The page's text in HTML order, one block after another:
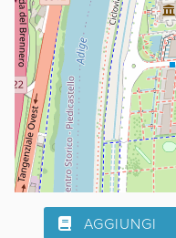
AGGIUNGI